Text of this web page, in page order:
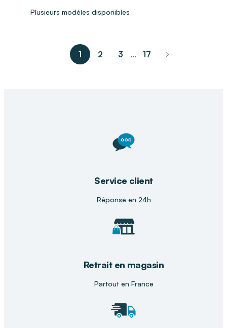
Plusieurs modèles disponibles
1 2 3 ... 17
Service client
Réponse en 24h
Retrait en magasin
Partout en France